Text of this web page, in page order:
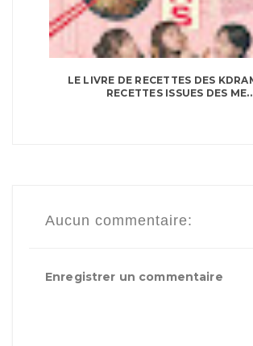
LE LIVRE DE RECETTES DES
RECETTES ISSUES DES
Aucun commentaire:
Enregistrer un commentaire